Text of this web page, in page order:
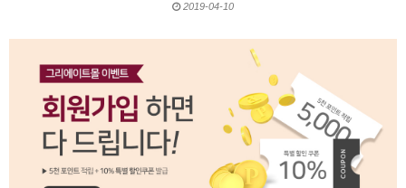
2019-04-10
본문